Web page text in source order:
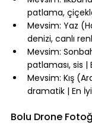
patlama,
Mevsim: Yaz
denizi, canlı
Mevsim:
patlaması, sis |
Mevsim: Kış
dramatik | En
Bolu Drone